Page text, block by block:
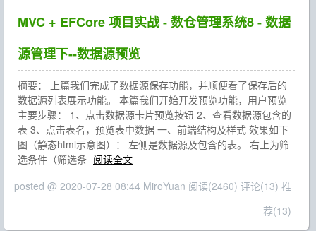
MVC + EFCore 项目实战 - 数仓管理系统8 - 数据
源管理下--数据源预览
摘要： 上篇我们完成了数据源保存功能，并顺便看了保存后的
数据源列表展示功能。 本篇我们开始开发预览功能，用户预览
主要步骤： 1、点击数据源卡片预览按钮 2、查看数据源包含的
表 3、点击表名，预览表中数据 一、前端结构及样式 效果如下
图（静态html示意图）： 左侧是数据源及包含的表。 右上为筛
选条件（筛选条 阅读全文
posted @ 2020-07-28 08:44 MiroYuan 阅读(2460) 评论(13) 推
荐(13)